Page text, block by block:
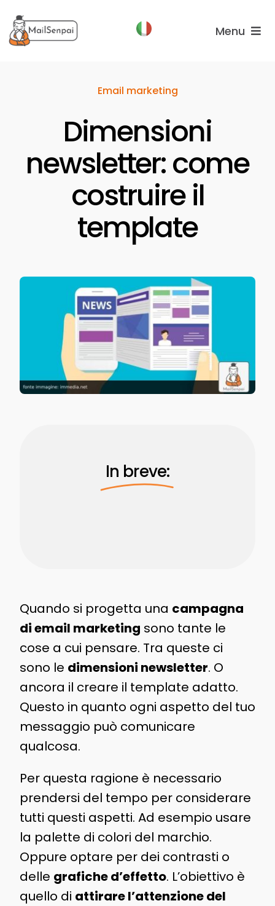
al
contenuto
Menu
Email marketing
Dimensioni
newsletter: come
costruire il
template
In breve:
Quando si progetta una campagna
di email marketing sono tante le
cose a cui pensare. Tra queste ci
sono le dimensioni newsletter. O
ancora il creare il template adatto.
Questo in quanto ogni aspetto del tuo
messaggio può comunicare
qualcosa.
Per questa ragione è necessario
prendersi del tempo per considerare
tutti questi aspetti. Ad esempio usare
la palette di colori del marchio.
Oppure optare per dei contrasti o
delle grafiche d’effetto. L’obiettivo è
quello di attirare l’attenzione del